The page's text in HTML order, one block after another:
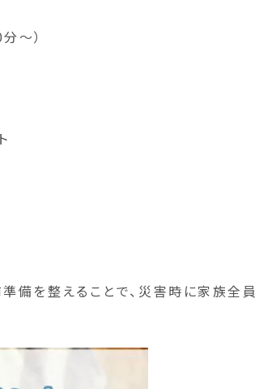
～）
備を整えることで、災害時に家族全員